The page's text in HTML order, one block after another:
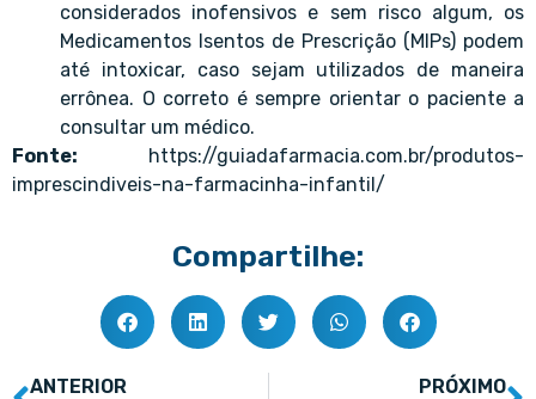
considerados inofensivos e sem risco algum, os
Medicamentos Isentos de Prescrição (MIPs) podem
até intoxicar, caso sejam utilizados de maneira
errônea. O correto é sempre orientar o paciente a
consultar um médico.
Fonte:
https://guiadafarmacia.com.br/produtos-
imprescindiveis-na-farmacinha-infantil/
Compartilhe:
ANTERIOR PRÓXIMO